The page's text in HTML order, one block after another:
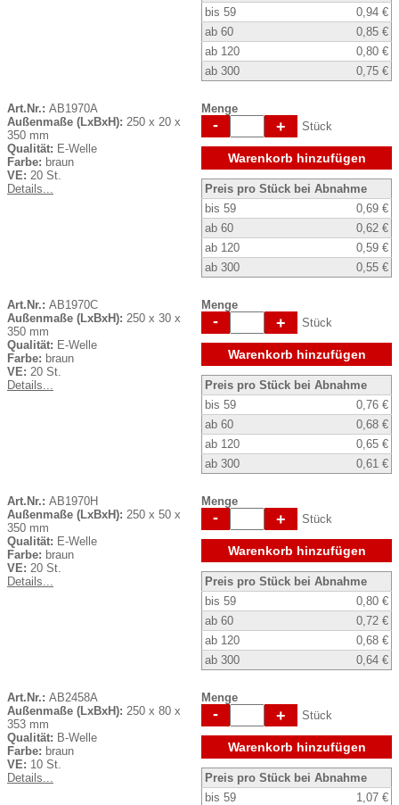
bis 59
0,94 €
ab 60
0,85 €
ab 120
0,80 €
ab 300
0,75 €
Art.Nr.: AB1970A
Außenmaße (LxBxH): 250 x 20 x
350 mm
Qualität: E-Welle
Farbe: braun
VE: 20 St.
Details...
Menge
- + Stück
Warenkorb hinzufügen
Preis pro Stück bei Abnahme
bis 59
0,69 €
ab 60
0,62 €
ab 120
0,59 €
ab 300
0,55 €
Art.Nr.: AB1970C
Außenmaße (LxBxH): 250 x 30 x
350 mm
Qualität: E-Welle
Farbe: braun
VE: 20 St.
Details...
Menge
- + Stück
Warenkorb hinzufügen
Preis pro Stück bei Abnahme
bis 59
0,76 €
ab 60
0,68 €
ab 120
0,65 €
ab 300
0,61 €
Art.Nr.: AB1970H
Außenmaße (LxBxH): 250 x 50 x
350 mm
Qualität: E-Welle
Farbe: braun
VE: 20 St.
Details...
Menge
- + Stück
Warenkorb hinzufügen
Preis pro Stück bei Abnahme
bis 59
0,80 €
ab 60
0,72 €
ab 120
0,68 €
ab 300
0,64 €
Art.Nr.: AB2458A
Außenmaße (LxBxH): 250 x 80 x
353 mm
Qualität: B-Welle
Farbe: braun
VE: 10 St.
Details...
Menge
- + Stück
Warenkorb hinzufügen
Preis pro Stück bei Abnahme
bis 59
1,07 €